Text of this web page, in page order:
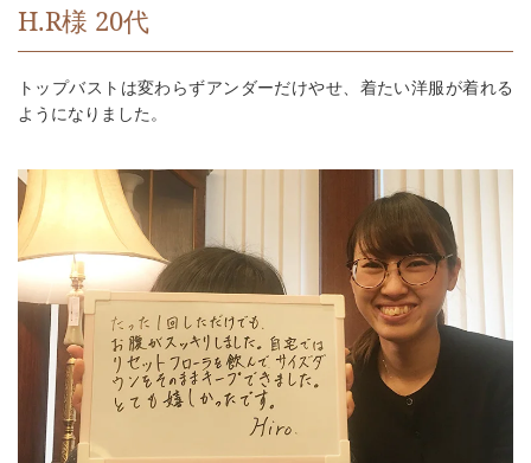
H.R様 20代
トップバストは変わらずアンダーだけやせ、着たい洋服が着れる
ようになりました。